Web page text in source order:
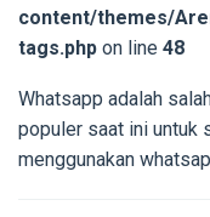
content/themes/
tags.php on line 48
Whatsapp adalah
populer saat ini untuk
menggunakan